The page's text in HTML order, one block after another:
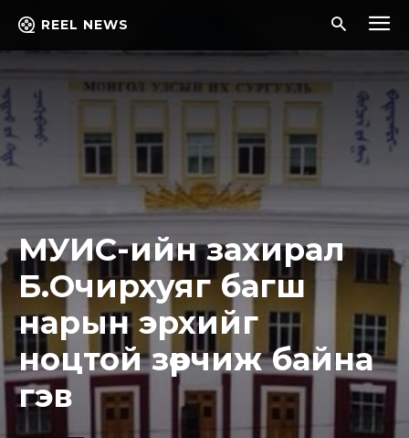
REEL NEWS
МУИС-ийн захирал
Б.Очирхуяг багш
нарын эрхийг
ноцтой зөрчиж байна
гэв